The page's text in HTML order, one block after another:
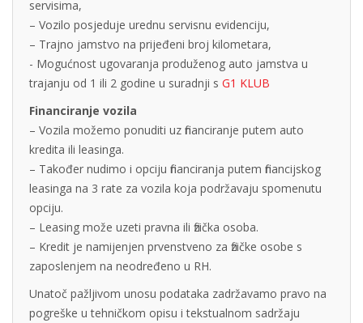
servisima,
– Vozilo posjeduje urednu servisnu evidenciju,
– Trajno jamstvo na prijeđeni broj kilometara,
- Mogućnost ugovaranja produženog auto jamstva u
trajanju od 1 ili 2 godine u suradnji s G1 KLUB
Financiranje vozila
– Vozila možemo ponuditi uz financiranje putem auto
kredita ili leasinga.
– Također nudimo i opciju financiranja putem financijskog
leasinga na 3 rate za vozila koja podržavaju spomenutu
opciju.
– Leasing može uzeti pravna ili fizička osoba.
– Kredit je namijenjen prvenstveno za fizičke osobe s
zaposlenjem na neodređeno u RH.
Unatoč pažljivom unosu podataka zadržavamo pravo na
pogreške u tehničkom opisu i tekstualnom sadržaju